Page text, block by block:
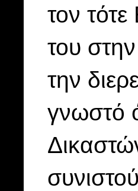
τον
του
την
γνωστό